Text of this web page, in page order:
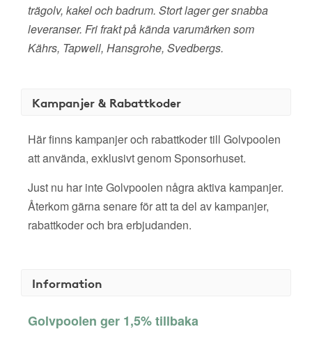
trägolv, kakel och badrum. Stort lager ger snabba
leveranser. Fri frakt på kända varumärken som
Kährs, Tapwell, Hansgrohe, Svedbergs.
Kampanjer & Rabattkoder
Här finns kampanjer och rabattkoder till Golvpoolen
att använda, exklusivt genom Sponsorhuset.
Just nu har inte Golvpoolen några aktiva kampanjer.
Återkom gärna senare för att ta del av kampanjer,
rabattkoder och bra erbjudanden.
Information
Golvpoolen ger 1,5% tillbaka